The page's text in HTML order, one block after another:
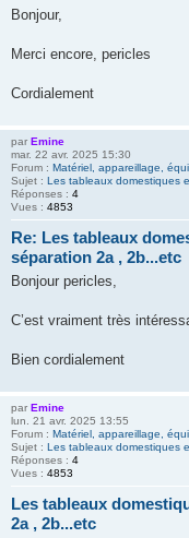
Bonjour,
Merci encore, pericles
Cordialement
par Emine
mar. 22 avr. 2025 15:30
Forum : Matériel, appareillage,
Sujet : Les tableaux domestiques
Réponses : 4
Vues : 4853
Re: Les tableaux
séparation 2a , 2b...etc
Bonjour pericles,
C’est vraiment très
Bien cordialement
par Emine
lun. 21 avr. 2025 13:55
Forum : Matériel, appareillage,
Sujet : Les tableaux domestiques
Réponses : 4
Vues : 4853
Les tableaux
2a , 2b...etc